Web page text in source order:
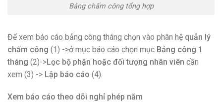
Bảng chấm công tổng hợp
Để xem báo cáo bảng công tháng chọn vào phân hệ quản lý
chấm công (1) ->ở mục báo cáo chọn mục Bảng công 1
tháng (2)->Lọc bộ phận hoặc đối tượng nhân viên cần
xem (3) -> Lập báo cáo (4).
Xem báo cáo theo dõi nghỉ phép năm